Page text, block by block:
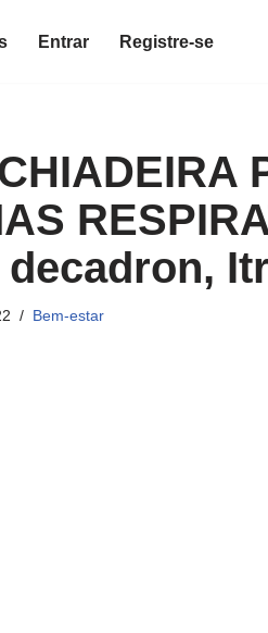
Entrar Registre-se
Bem-estar